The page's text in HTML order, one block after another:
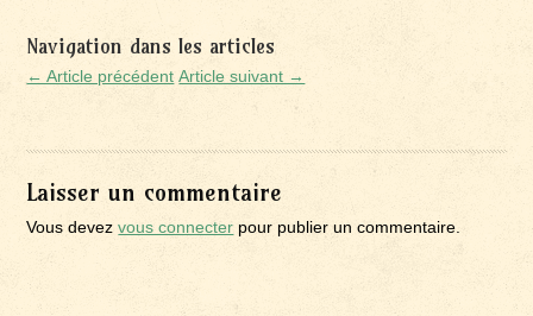
Navigation dans les articles
← Article précédent Article suivant →
Laisser un commentaire
Vous devezvous connecter pour publier un commentaire.